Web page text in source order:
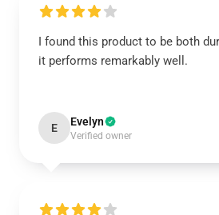
I found this product to be both
it performs remarkably well.
E Evelyn
Verified owner